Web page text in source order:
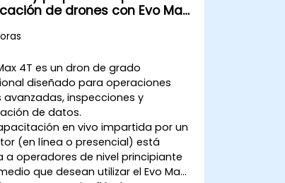
de drones con Evo Max
4T es un dron de grado
diseñado para operaciones
avanzadas, inspecciones y
de datos.
en vivo impartida por un
(en línea o presencial) está
a operadores de nivel principiante
que desean utilizar el Evo Max